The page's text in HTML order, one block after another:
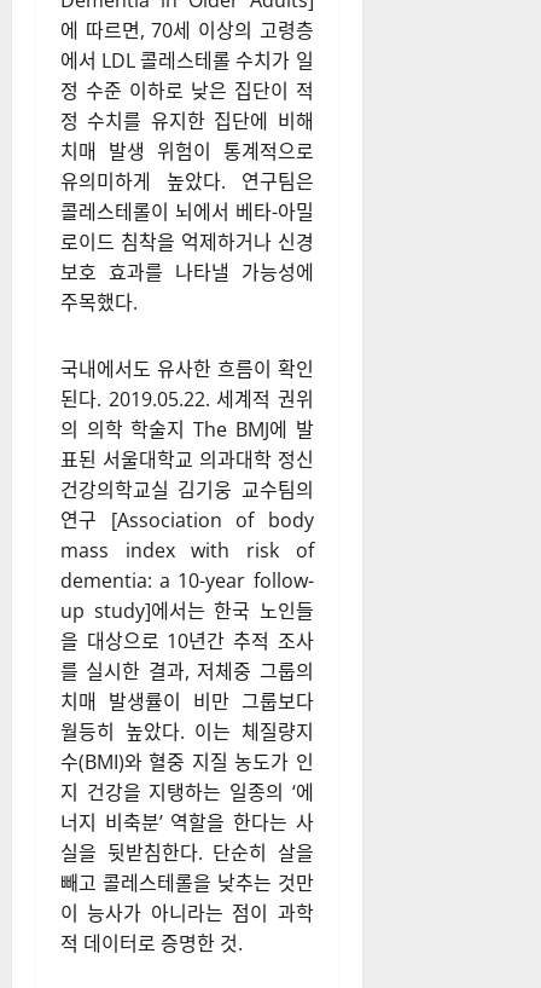
에 따르면, 70세 이상의 고령층
에서 LDL 콜레스테롤 수치가 일
정 수준 이하로 낮은 집단이 적
정 수치를 유지한 집단에 비해
치매 발생 위험이 통계적으로
유의미하게 높았다. 연구팀은
콜레스테롤이 뇌에서 베타-아밀
로이드 침착을 억제하거나 신경
보호 효과를 나타낼 가능성에
주목했다.
국내에서도 유사한 흐름이 확인
된다. 2019.05.22. 세계적 권위
의 의학 학술지 The BMJ에 발
표된 서울대학교 의과대학 정신
건강의학교실 김기웅 교수팀의
연구 [Association of body
mass index with risk of
dementia: a 10-year follow-
up study]에서는 한국 노인들
을 대상으로 10년간 추적 조사
를 실시한 결과, 저체중 그룹의
치매 발생률이 비만 그룹보다
월등히 높았다. 이는 체질량지
수(BMI)와 혈중 지질 농도가 인
지 건강을 지탱하는 일종의 ‘에
너지 비축분’ 역할을 한다는 사
실을 뒷받침한다. 단순히 살을
빼고 콜레스테롤을 낮추는 것만
이 능사가 아니라는 점이 과학
적 데이터로 증명한 것.